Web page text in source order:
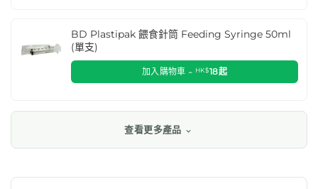
BD Plastipak 餵食針筒 Feeding Syringe 50ml
(單支)
加入購物車 - HK$18起
查看更多產品